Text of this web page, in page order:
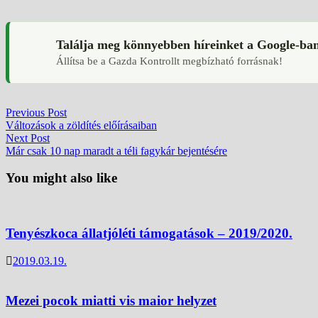
Találja meg könnyebben híreinket a Google-
Állítsa be a Gazda Kontrollt megbízható forrásnak!
Bejegyzés
navigáció
Previous PostPrevious
post:
Változások a zöldítés előírásaiban
Next PostNext
post:
Már csak 10 nap maradt a téli fagykár bejentésére
You might also like
Tenyészkoca állatjóléti támogatások – 2019/2020.
2019.03.19.
Mezei pocok miatti vis maior helyzet